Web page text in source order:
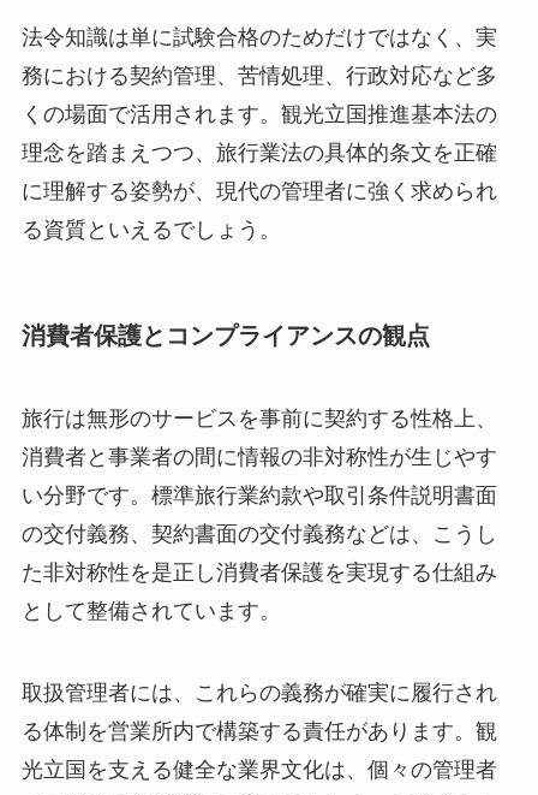
法令知識は単に試験合格のためだけではなく、実
務における契約管理、苦情処理、行政対応など多
くの場面で活用されます。観光立国推進基本法の
理念を踏まえつつ、旅行業法の具体的条文を正確
に理解する姿勢が、現代の管理者に強く求められ
る資質といえるでしょう。
消費者保護とコンプライアンスの観点
旅行は無形のサービスを事前に契約する性格上、
消費者と事業者の間に情報の非対称性が生じやす
い分野です。標準旅行業約款や取引条件説明書面
の交付義務、契約書面の交付義務などは、こうし
た非対称性を是正し消費者保護を実現する仕組み
として整備されています。
取扱管理者には、これらの義務が確実に履行され
る体制を営業所内で構築する責任があります。観
光立国を支える健全な業界文化は、個々の管理者